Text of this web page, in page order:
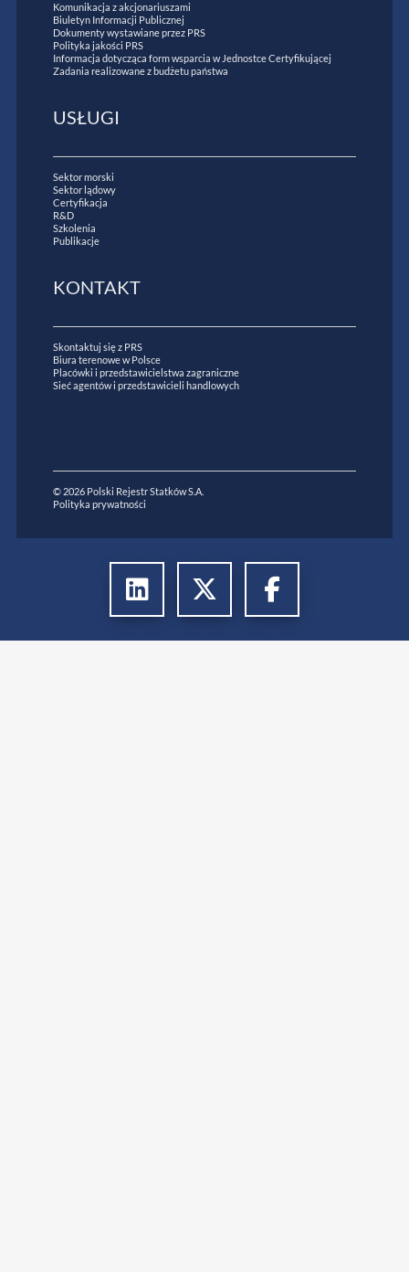
Komunikacja z akcjonariuszami
Biuletyn Informacji Publicznej
Dokumenty wystawiane przez PRS
Polityka jakości PRS
Informacja dotycząca form wsparcia w Jednostce Certyfikującej
Zadania realizowane z budżetu państwa
USŁUGI
Sektor morski
Sektor lądowy
Certyfikacja
R&D
Szkolenia
Publikacje
KONTAKT
Skontaktuj się z PRS
Biura terenowe w Polsce
Placówki i przedstawicielstwa zagraniczne
Sieć agentów i przedstawicieli handlowych
© 2026 Polski Rejestr Statków S.A.
Polityka prywatności